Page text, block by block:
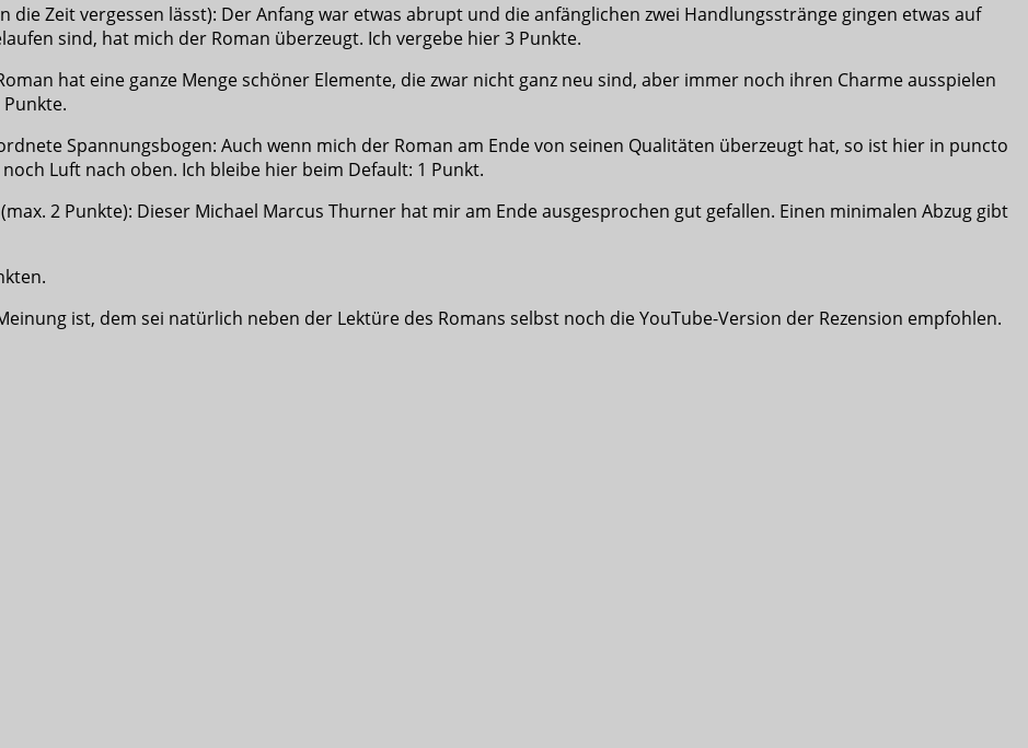
die Zeit vergessen lässt): Der Anfang war etwas abrupt und die anfänglichen zwei Handlungsstränge gingen etwas auf
sind, hat mich der Roman überzeugt. Ich vergebe hier 3 Punkte.
hat eine ganze Menge schöner Elemente, die zwar nicht ganz neu sind, aber immer noch ihren Charme ausspielen
Spannungsbogen: Auch wenn mich der Roman am Ende von seinen Qualitäten überzeugt hat, so ist hier in puncto
Luft nach oben. Ich bleibe hier beim Default: 1 Punkt.
2 Punkte): Dieser Michael Marcus Thurner hat mir am Ende ausgesprochen gut gefallen. Einen minimalen Abzug gibt
ist, dem sei natürlich neben der Lektüre des Romans selbst noch die YouTube-Version der Rezension empfohlen.